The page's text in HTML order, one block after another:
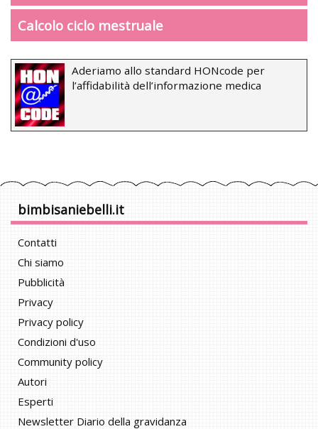
Calcolo ciclo mestruale
Aderiamo allo standard HONcode per
l’affidabilità dell’informazione medica
bimbisaniebelli.it
Contatti
Chi siamo
Pubblicità
Privacy
Privacy policy
Condizioni d'uso
Community policy
Autori
Esperti
Newsletter Diario della gravidanza